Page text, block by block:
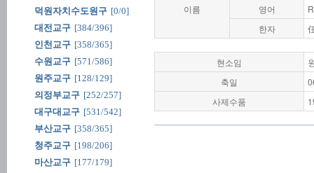
덕원자치수도원구 [0/0]
대전교구 [384/396]
인천교구 [358/365]
수원교구 [571/586]
원주교구 [128/129]
의정부교구 [252/257]
대구대교구 [531/542]
부산교구 [358/365]
청주교구 [198/206]
마산교구 [177/179]
이름
영어
한자
현소임
축일
사제수품